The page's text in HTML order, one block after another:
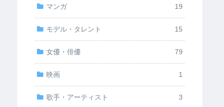
マンガ 19
モデル・タレント 15
女優・俳優 79
映画 1
歌手・アーティスト 3